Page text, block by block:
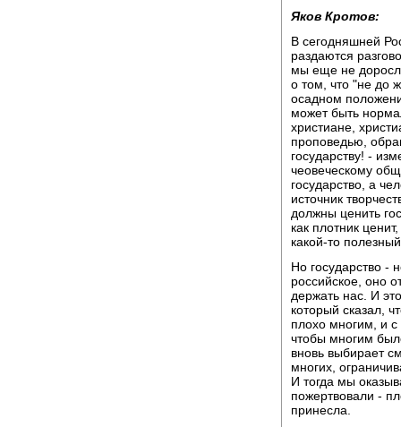
Яков Кротов:
В сегодняшней
раздаются
мы еще не
о том, что "не до
осадном
может быть
христиане,
проповедью,
государству! -
чеовеческому
государство, а
источник
должны ценить
как плотник
какой-то
Но государство -
российское, оно
держать нас. И
который сказал,
плохо многим, и
чтобы многим
вновь выбирает
многих,
И тогда мы
пожертвовали -
принесла.